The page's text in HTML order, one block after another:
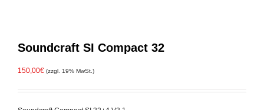
Soundcraft SI Compact 32
150,00€ (zzgl. 19% MwSt.)